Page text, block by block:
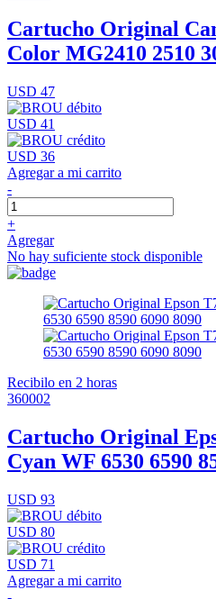
Cartucho Original
Color MG2410 2510
USD 47
USD 41
USD 36
Agregar a mi carrito
-
+
Agregar
No hay suficiente stock disponible
Recibilo en 2 horas
360002
Cartucho Original
Cyan WF 6530 6590
USD 93
USD 80
USD 71
Agregar a mi carrito